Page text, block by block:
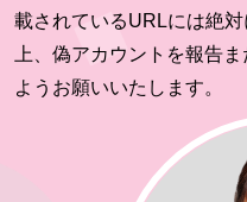
載されているURLには絶
上、偽アカウントを報告
ようお願いいたします。